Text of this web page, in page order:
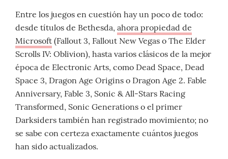
Entre los juegos en cuestión hay un poco de todo:
desde títulos de Bethesda, ahora propiedad de
Microsoft (Fallout 3, Fallout New Vegas o The Elder
Scrolls IV: Oblivion), hasta varios clásicos de la mejor
época de Electronic Arts, como Dead Space, Dead
Space 3, Dragon Age Origins o Dragon Age 2. Fable
Anniversary, Fable 3, Sonic & All-Stars Racing
Transformed, Sonic Generations o el primer
Darksiders también han registrado movimiento; no
se sabe con certeza exactamente cuántos juegos
han sido actualizados.